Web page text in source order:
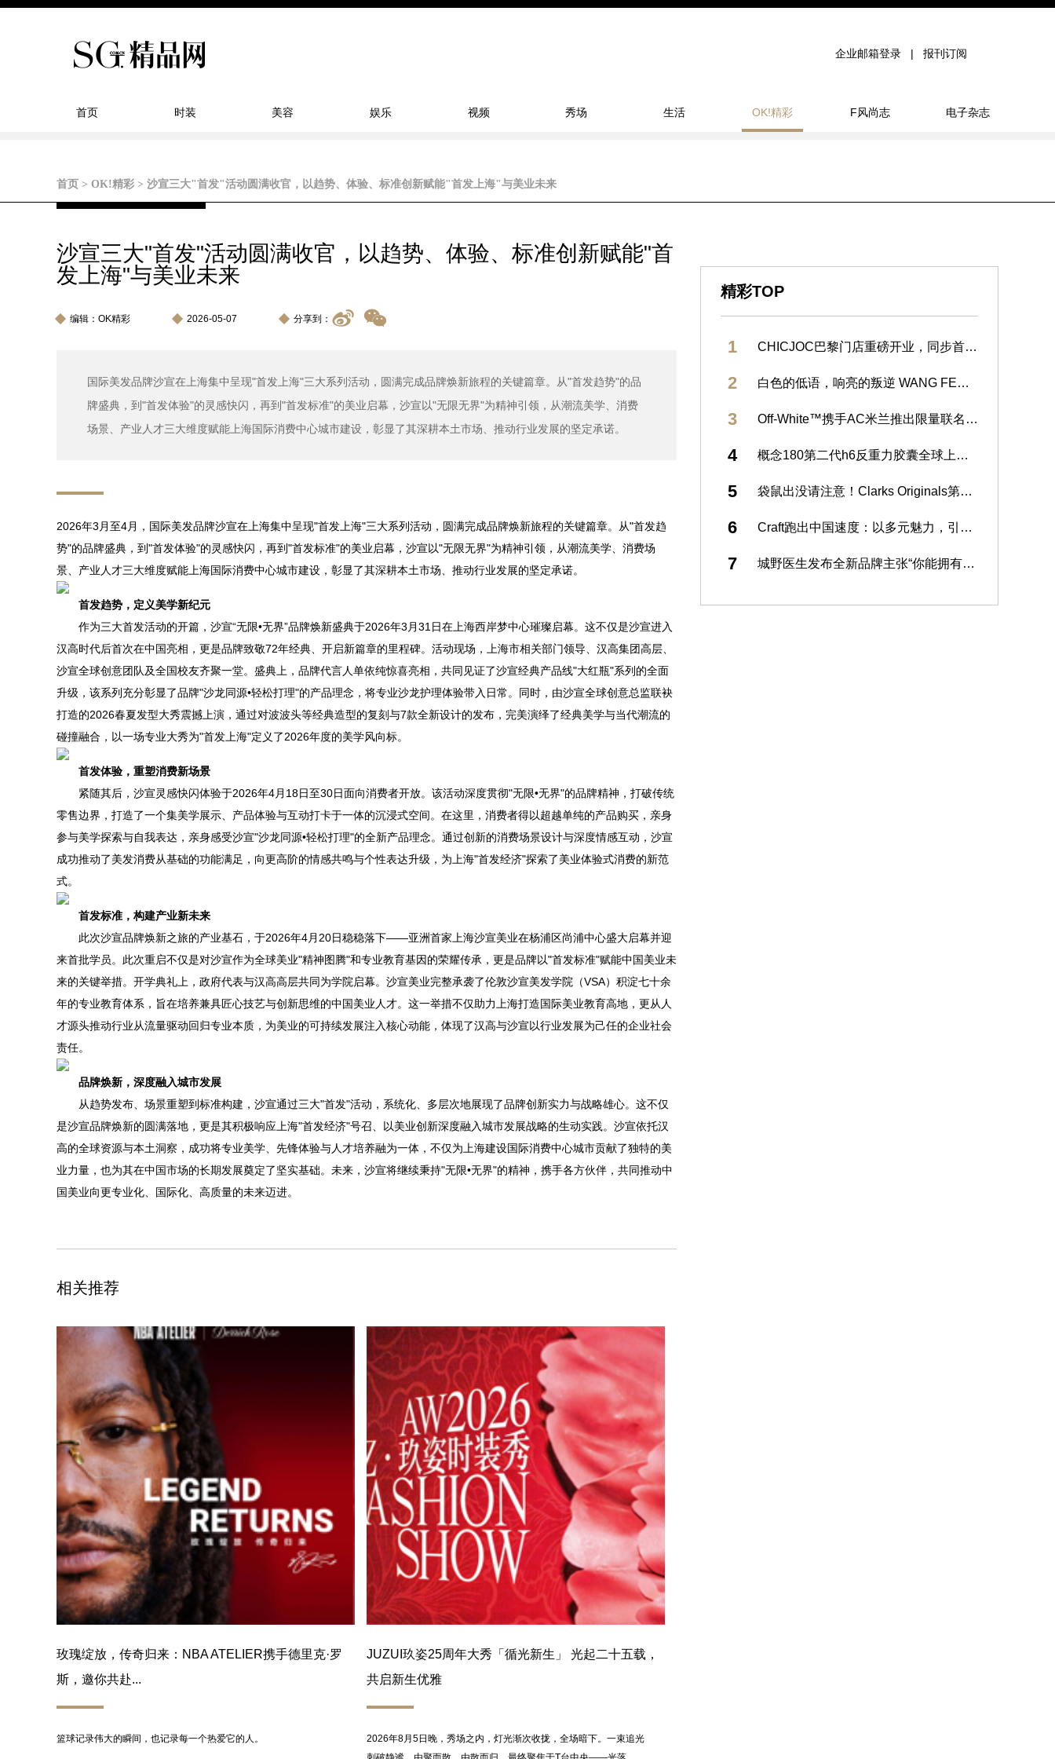
企业邮箱登录 报刊订阅
首页 时装 美容 娱乐 视频 秀场 生活 OK!精彩 F风尚志 电子杂志
首页 > OK!精彩 > 沙宣三大"首发"活动圆满收官，以趋势、体验、标准创新赋能"首发上海"与美业未来
沙宣三大"首发"活动圆满收官，以趋势、体验、标准创新赋能"首
发上海"与美业未来
编辑：OK精彩 2026-05-07 分享到：
国际美发品牌沙宣在上海集中呈现"首发上海"三大系列活动，圆满完成品牌焕新旅程的关键篇章。从"首发趋势"的品
牌盛典，到"首发体验"的灵感快闪，再到"首发标准"的美业启幕，沙宣以"无限无界"为精神引领，从潮流美学、消费
场景、产业人才三大维度赋能上海国际消费中心城市建设，彰显了其深耕本土市场、推动行业发展的坚定承诺。
2026年3月至4月，国际美发品牌沙宣在上海集中呈现"首发上海"三大系列活动，圆满完成品牌焕新旅程的关键篇章。从"首发趋
势"的品牌盛典，到"首发体验"的灵感快闪，再到"首发标准"的美业启幕，沙宣以"无限无界"为精神引领，从潮流美学、消费场
景、产业人才三大维度赋能上海国际消费中心城市建设，彰显了其深耕本土市场、推动行业发展的坚定承诺。
首发趋势，定义美学新纪元
作为三大首发活动的开篇，沙宣“无限•无界”品牌焕新盛典于2026年3月31日在上海西岸梦中心璀璨启幕。这不仅是沙宣进入
汉高时代后首次在中国亮相，更是品牌致敬72年经典、开启新篇章的里程碑。活动现场，上海市相关部门领导、汉高集团高层、
沙宣全球创意团队及全国校友齐聚一堂。盛典上，品牌代言人单依纯惊喜亮相，共同见证了沙宣经典产品线"大红瓶"系列的全面
升级，该系列充分彰显了品牌"沙龙同源•轻松打理"的产品理念，将专业沙龙护理体验带入日常。同时，由沙宣全球创意总监联袂
打造的2026春夏发型大秀震撼上演，通过对波波头等经典造型的复刻与7款全新设计的发布，完美演绎了经典美学与当代潮流的
碰撞融合，以一场专业大秀为"首发上海"定义了2026年度的美学风向标。
首发体验，重塑消费新场景
紧随其后，沙宣灵感快闪体验于2026年4月18日至30日面向消费者开放。该活动深度贯彻"无限•无界"的品牌精神，打破传统
零售边界，打造了一个集美学展示、产品体验与互动打卡于一体的沉浸式空间。在这里，消费者得以超越单纯的产品购买，亲身
参与美学探索与自我表达，亲身感受沙宣"沙龙同源•轻松打理"的全新产品理念。通过创新的消费场景设计与深度情感互动，沙宣
成功推动了美发消费从基础的功能满足，向更高阶的情感共鸣与个性表达升级，为上海"首发经济"探索了美业体验式消费的新范
式。
首发标准，构建产业新未来
此次沙宣品牌焕新之旅的产业基石，于2026年4月20日稳稳落下——亚洲首家上海沙宣美业在杨浦区尚浦中心盛大启幕并迎
来首批学员。此次重启不仅是对沙宣作为全球美业"精神图腾"和专业教育基因的荣耀传承，更是品牌以"首发标准"赋能中国美业未
来的关键举措。开学典礼上，政府代表与汉高高层共同为学院启幕。沙宣美业完整承袭了伦敦沙宣美发学院（VSA）积淀七十余
年的专业教育体系，旨在培养兼具匠心技艺与创新思维的中国美业人才。这一举措不仅助力上海打造国际美业教育高地，更从人
才源头推动行业从流量驱动回归专业本质，为美业的可持续发展注入核心动能，体现了汉高与沙宣以行业发展为己任的企业社会
责任。
品牌焕新，深度融入城市发展
从趋势发布、场景重塑到标准构建，沙宣通过三大"首发"活动，系统化、多层次地展现了品牌创新实力与战略雄心。这不仅
是沙宣品牌焕新的圆满落地，更是其积极响应上海"首发经济"号召、以美业创新深度融入城市发展战略的生动实践。沙宣依托汉
高的全球资源与本土洞察，成功将专业美学、先锋体验与人才培养融为一体，不仅为上海建设国际消费中心城市贡献了独特的美
业力量，也为其在中国市场的长期发展奠定了坚实基础。未来，沙宣将继续秉持"无限•无界"的精神，携手各方伙伴，共同推动中
国美业向更专业化、国际化、高质量的未来迈进。
相关推荐
玫瑰绽放，传奇归来：NBA ATELIER携手德里克·罗
斯，邀你共赴...
篮球记录伟大的瞬间，也记录每一个热爱它的人。
JUZUI玖姿25周年大秀「循光新生」 光起二十五载，
共启新生优雅
2026年8月5日晚，秀场之内，灯光渐次收拢，全场暗下。一束追光
精彩TOP
1 CHICJOC巴黎门店重磅开业，同步首发大师香水系列
2 白色的低语，响亮的叛逆 WANG FENG COUTURE 2025秋冬系列发布
3 Off-White™携手AC米兰推出限量联名T恤 助力体育改变世界行动
4 概念180第二代h6反重力胶囊全球上市发布 重塑骨相之美，开启口服2.0时代
5 袋鼠出没请注意！Clarks Originals第二届袋鼠鞋日重磅开「箱」
6 Craft跑出中国速度：以多元魅力，引领耐力运动新风尚
7 城野医生发布全新品牌主张“你能拥有更多” 以全新VC100高光精粹水赋能肌肤不设限